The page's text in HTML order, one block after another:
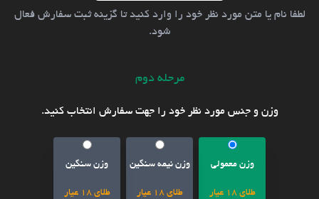
لطفا نام یا متن مورد نظر خود را وارد کنید تا گزینه ثبت سفارش فعال
شود.
مرحله دوم
وزن و جنس مورد نظر خود را جهت سفارش انتخاب کنید.
وزن معمولی
طلای 18 عیار
وزن نیمه سنگین
طلای 18 عیار
وزن سنگین
طلای 18 عیار